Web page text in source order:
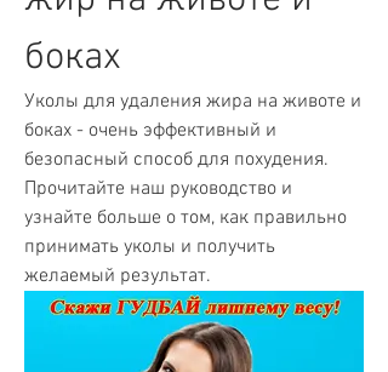
боках
Уколы для удаления жира на животе и
боках - очень эффективный и
безопасный способ для похудения.
Прочитайте наш руководство и
узнайте больше о том, как правильно
принимать уколы и получить
желаемый результат.